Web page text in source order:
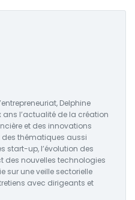
Delphine
l’actualité de la création
et des innovations
des thématiques aussi
start-up, l’évolution des
des nouvelles technologies
sur une veille sectorielle
avec dirigeants et